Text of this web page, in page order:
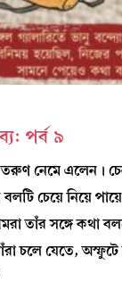
পর্ব ৯
নেমে এলেন।
চেয়ে নিয়ে
তাঁর সঙ্গে কথা
চলে যেতে,